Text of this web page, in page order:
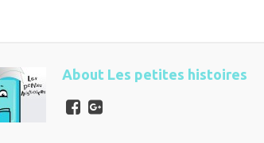
About Les petites histoires